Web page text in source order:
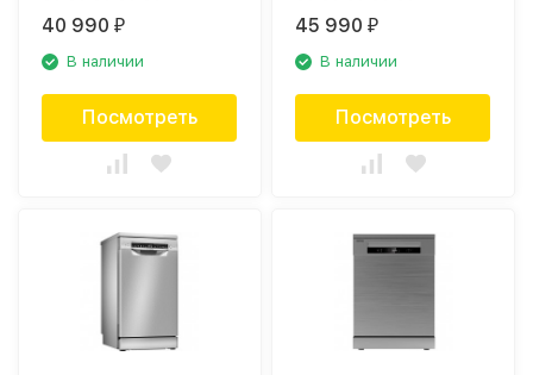
40 990₽
В наличии
Посмотреть
45 990₽
В наличии
Посмотреть